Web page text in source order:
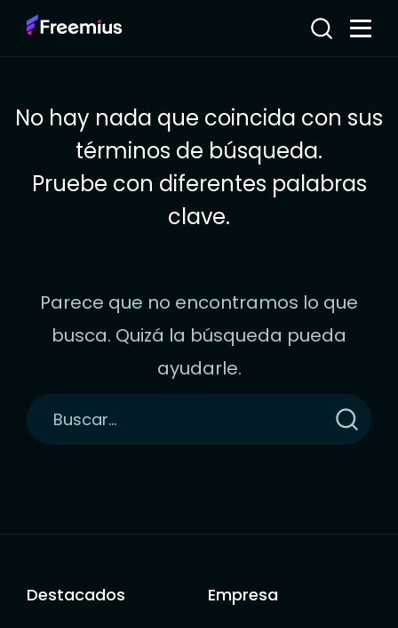
No hay nada que coincida con sus
términos de búsqueda.
Pruebe con diferentes palabras
clave.
Parece que no encontramos lo que
busca. Quizá la búsqueda pueda
ayudarle.
Haga
Destacados Empresa